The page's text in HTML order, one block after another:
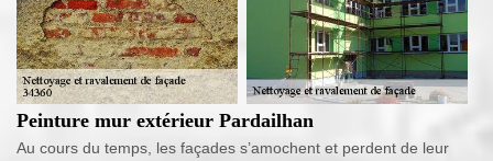
Peinture mur extérieur Pardailhan
Au cours du temps, les façades s’amochent et perdent de leur